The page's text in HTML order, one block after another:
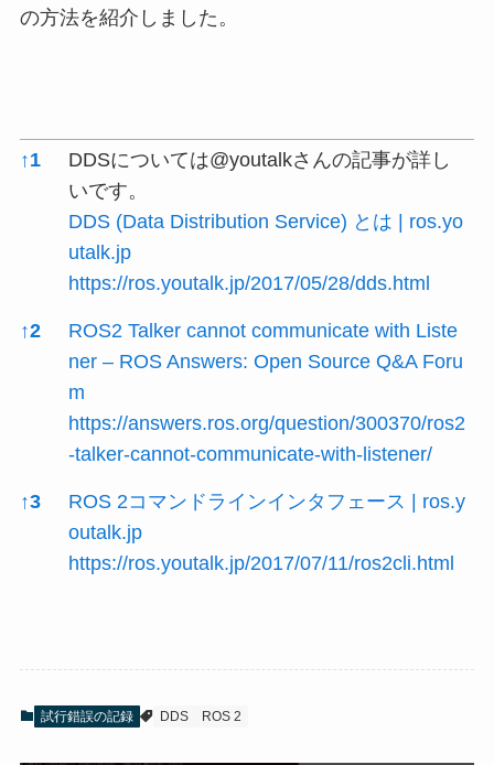
の方法を紹介しました。
References
↑1
DDSについては@youtalkさんの記事が詳し
いです。
DDS (Data Distribution Service) とは | ros.yo
utalk.jp
https://ros.youtalk.jp/2017/05/28/dds.html
↑2
ROS2 Talker cannot communicate with Liste
ner – ROS Answers: Open Source Q&A Foru
m
https://answers.ros.org/question/300370/ros2
-talker-cannot-communicate-with-listener/
↑3
ROS 2コマンドラインインタフェース | ros.y
outalk.jp
https://ros.youtalk.jp/2017/07/11/ros2cli.html
試行錯誤の記録 DDS ROS 2